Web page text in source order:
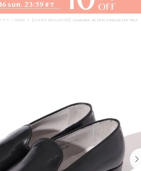
ァー > MEN > 【SHIPS EXCLUSIVE】Southwick: ALDEN Cordovan One Piece